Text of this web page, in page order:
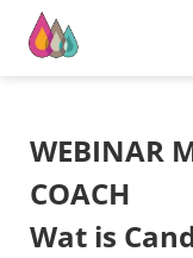
WEBINAR
COACH
Wat is